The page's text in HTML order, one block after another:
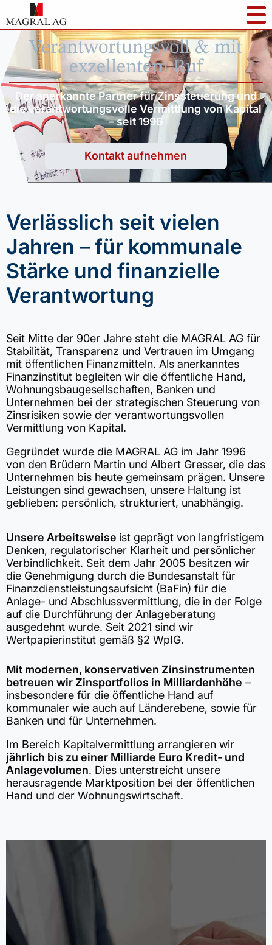
Verantwortungsvoll & mit
exzellentem Ruf
Der anerkannte Partner für Zinssteuerung und
die verantwortungsvolle Vermittlung von Kapital
– seit 1996
Kontakt aufnehmen
Verlässlich seit vielen
Jahren – für kommunale
Stärke und finanzielle
Verantwortung
Seit Mitte der 90er Jahre steht die MAGRAL AG für
Stabilität, Transparenz und Vertrauen im Umgang
mit öffentlichen Finanzmitteln. Als anerkanntes
Finanzinstitut begleiten wir die öffentliche Hand,
Wohnungsbaugesellschaften, Banken und
Unternehmen bei der strategischen Steuerung von
Zinsrisiken sowie der verantwortungsvollen
Vermittlung von Kapital.
Gegründet wurde die MAGRAL AG im Jahr 1996
von den Brüdern Martin und Albert Gresser, die das
Unternehmen bis heute gemeinsam prägen. Unsere
Leistungen sind gewachsen, unsere Haltung ist
geblieben: persönlich, strukturiert, unabhängig.
Unsere Arbeitsweise ist geprägt von langfristigem
Denken, regulatorischer Klarheit und persönlicher
Verbindlichkeit. Seit dem Jahr 2005 besitzen wir
die Genehmigung durch die Bundesanstalt für
Finanzdienstleistungsaufsicht (BaFin) für die
Anlage- und Abschlussvermittlung, die in der Folge
auf die Durchführung der Anlageberatung
ausgedehnt wurde. Seit 2021 sind wir
Wertpapierinstitut gemäß §2 WpIG.
Mit modernen, konservativen Zinsinstrumenten
betreuen wir Zinsportfolios in Milliardenhöhe –
insbesondere für die öffentliche Hand auf
kommunaler wie auch auf Länderebene, sowie für
Banken und für Unternehmen.
Im Bereich Kapitalvermittlung arrangieren wir
jährlich bis zu einer Milliarde Euro Kredit- und
Anlagevolumen. Dies unterstreicht unsere
herausragende Marktposition bei der öffentlichen
Hand und der Wohnungswirtschaft.